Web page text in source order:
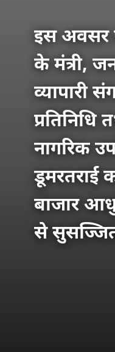
इस अवसर
के मंत्री,
व्यापारी
प्रतिनिधि
नागरिक
डूमरतराई
बाजार
से